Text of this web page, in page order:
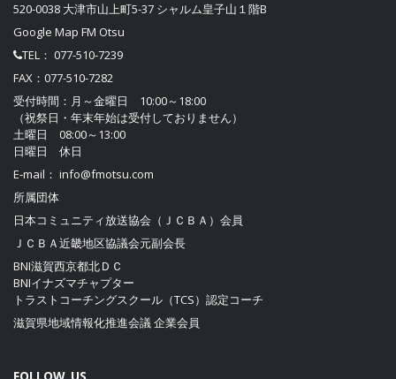
520-0038 大津市山上町5-37 シャルム皇子山１階B
Google Map FM Otsu
TEL： 077-510-7239
FAX：077-510-7282
受付時間：月～金曜日 10:00～18:00
（祝祭日・年末年始は受付しておりません）
土曜日 08:00～13:00
日曜日 休日
E-mail： info@fmotsu.com
所属団体
日本コミュニティ放送協会（ＪＣＢＡ） 会員
ＪＣＢＡ近畿地区協議会元副会長
BNI滋賀西京都北ＤＣ
BNIイナズマチャプター
トラストコーチングスクール（TCS）認定コーチ
滋賀県地域情報化推進会議企業会員